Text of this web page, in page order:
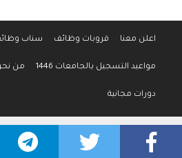
اعلن معنا قروبات وظائف سناب
مواعيد التسجيل بالجامعات 1446 من
دورات مجانية
جميع الحقوق محفوظة لموقع وظائف
سياسة الخصوصية-